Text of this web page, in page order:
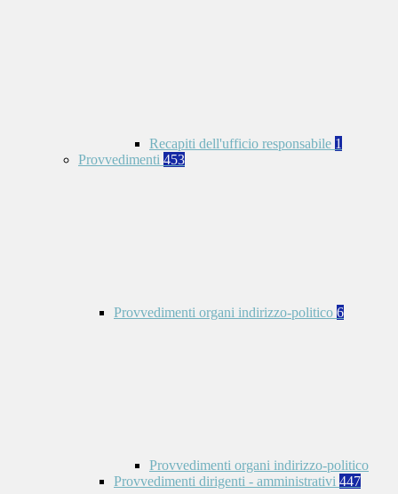
Recapiti dell'ufficio responsabile 1
Provvedimenti 453
Provvedimenti organi indirizzo-politico 6
Provvedimenti organi indirizzo-politico
Provvedimenti dirigenti - amministrativi 447